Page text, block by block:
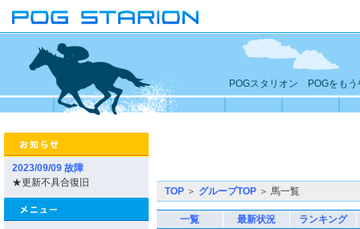
POGスタリオン POGをもう
2023/09/09 故障
★更新不具合復旧
TOP ＞ グループTOP ＞ 馬一覧
一覧 最新状況 ランキング